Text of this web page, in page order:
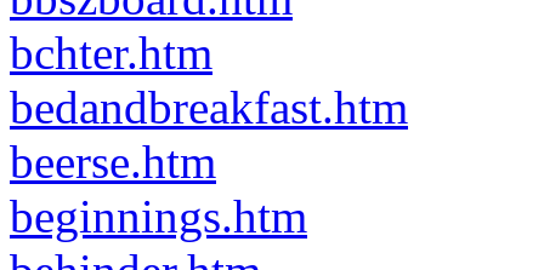
bchter.htm
bedandbreakfast.htm
beerse.htm
beginnings.htm